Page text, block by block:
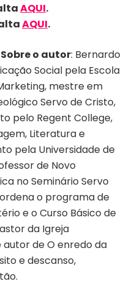
AQUI.
AQUI.
Sobre o autor: Bernardo
Social pela Escola
mestre em
Servo de Cristo,
pelo Regent College,
Literatura e
pela Universidade de
de Novo
no Seminário Servo
o programa de
e o Curso Básico de
da Igreja
de O enredo da
e descanso,